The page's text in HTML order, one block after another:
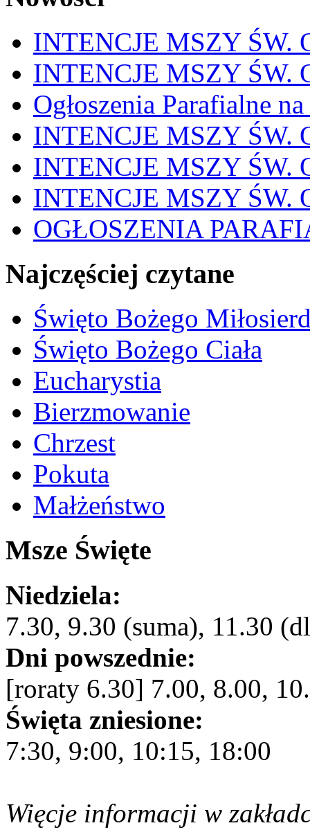
INTENCJE MSZY ŚW.
INTENCJE MSZY ŚW.
Ogłoszenia Parafialne
INTENCJE MSZY ŚW.
INTENCJE MSZY ŚW.
INTENCJE MSZY ŚW.
OGŁOSZENIA
Najczęściej czytane
Święto Bożego
Święto Bożego Ciała
Eucharystia
Bierzmowanie
Chrzest
Pokuta
Małżeństwo
Msze Święte
Niedziela:
7.30, 9.30 (suma), 11.30
Dni powszednie:
[roraty 6.30] 7.00, 8.00,
Święta zniesione:
7:30, 9:00, 10:15, 18:00
Więcje informacji w